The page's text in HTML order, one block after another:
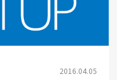
2016.04.05